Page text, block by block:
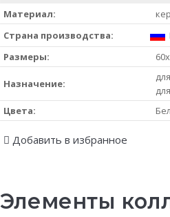
Материал:
Страна производства:
Размеры:
Назначение:
Цвета:
Добавить в избранное
Элементы